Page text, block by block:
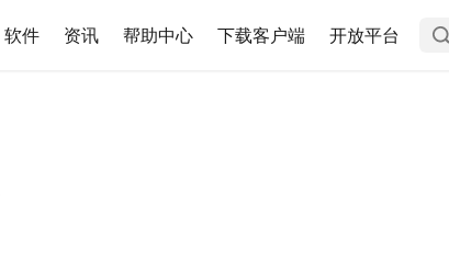
软件 资讯 帮助中心 下载客户端 开放平台